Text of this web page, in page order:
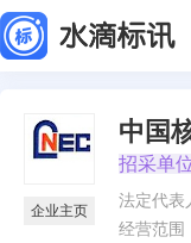
企业主页
中国
招采单
法定代表
经营范围